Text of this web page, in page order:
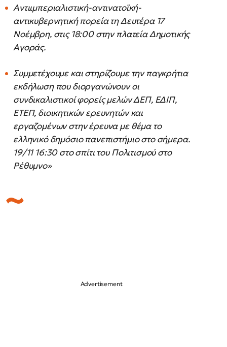
Αντιιμπεριαλιστική-αντινατοϊκή-
αντικυβερνητική πορεία τη Δευτέρα 17
Νοέμβρη, στις 18:00 στην πλατεία Δημοτικής
Αγοράς.
Συμμετέχουμε και στηρίζουμε την παγκρήτια
εκδήλωση που διοργανώνουν οι
συνδικαλιστικοί φορείς μελών ΔΕΠ, ΕΔΙΠ,
ΕΤΕΠ, διοικητικών ερευνητών και
εργαζομένων στην έρευνα με θέμα το
ελληνικό δημόσιο πανεπιστήμιο στο σήμερα.
19/11 16:30 στο σπίτι του Πολιτισμού στο
Ρέθυμνο»